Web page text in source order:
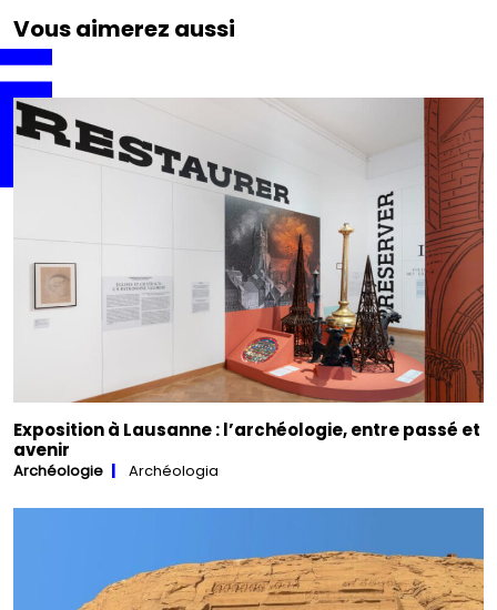
Vous aimerez aussi
Exposition à Lausanne : l’archéologie, entre passé et
avenir
Archéologie Archéologia